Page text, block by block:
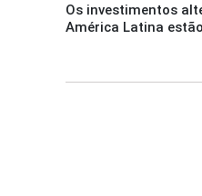
Os investimentos
América Latina